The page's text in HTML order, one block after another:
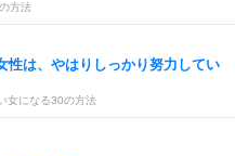
方法
性は、やはりしっかり努力してい
女になる30の方法